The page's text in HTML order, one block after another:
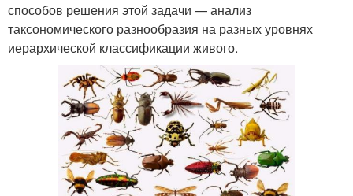
способов решения этой задачи — анализ
таксономического разнообразия на разных уровнях
иерархической классификации живого.